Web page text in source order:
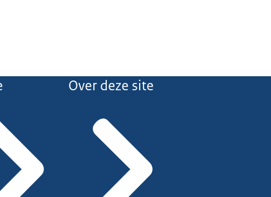
Over deze site